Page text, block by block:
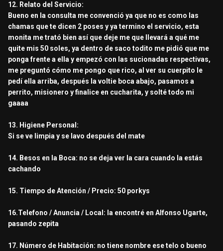
12. Relato del Servicio:
Bueno en la consulta me convenció ya que no es como las
chamas que te dicen 2 poses y ya termino el servicio, esta
monita me trató bien así que deje me que llevará a qué me
quite mis 50 soles, ya dentro de saco todito me pidió que me
ponga frente a ella y empezó con las sucionadas respectivas,
me preguntó cómo me pongo que rico, al ver su cuerpito le
pedí ella arriba, después la voltie boca abajo, pasamos a
perrito, misionero y finalice en cucharita, y solté todo mi
gaaaa
13. Higiene Personal:
Si se ve limpia y se lavo después del mate
14. Besos en la Boca: no se deja ver la cara cuando la estás
cachando
15. Tiempo de Atención / Precio: 50 porkys
16.Telefono / Anuncia / Local: la encontré en Alfonso Ugarte,
pasando zepita
17. Número de Habitación: no tiene nombre ese telo o bueno